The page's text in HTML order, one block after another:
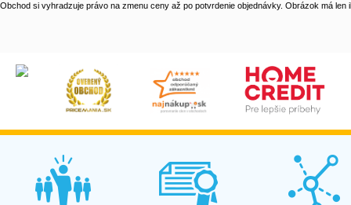
Obchod si vyhradzuje právo na zmenu ceny až po potvrdenie objednávky. Obrázok má len